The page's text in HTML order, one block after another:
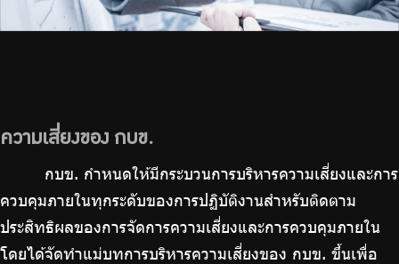
ความเสี่ยงของ กบข.
กบข. กำหนดให้มีกระบวนการบริหารความเสี่ยงและการ
ควบคุมภายในทุกระดับของการปฏิบัติงานสำหรับติดตาม
ประสิทธิผลของการจัดการความเสี่ยงและการควบคุมภายใน
โดยได้จัดทำแม่บทการบริหารความเสี่ยงของ กบข. ขึ้นเพื่อ